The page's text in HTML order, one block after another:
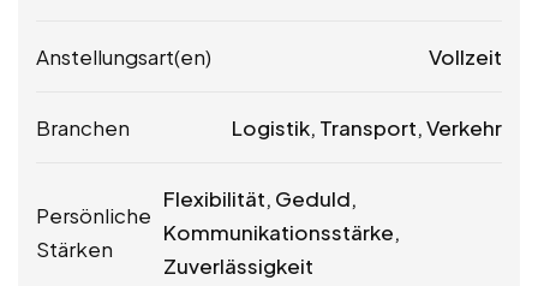
Anstellungsart(en) Vollzeit
Branchen Logistik, Transport, Verkehr
Persönliche
Stärken
Flexibilität, Geduld,
Kommunikationsstärke,
Zuverlässigkeit